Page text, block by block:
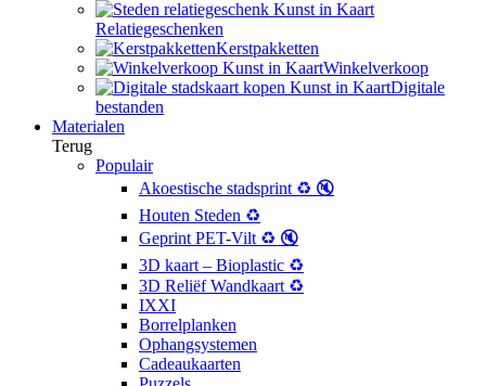
Relatiegeschenken
Kerstpakketten
Winkelverkoop
Digitale
bestanden
Materialen
Terug
Populair
Akoestische stadsprint ♻️ 🔇
Houten Steden ♻️
Geprint PET-Vilt ♻️ 🔇
3D kaart – Bioplastic ♻️
3D Reliëf Wandkaart ♻️
IXXI
Borrelplanken
Ophangsystemen
Cadeaukaarten